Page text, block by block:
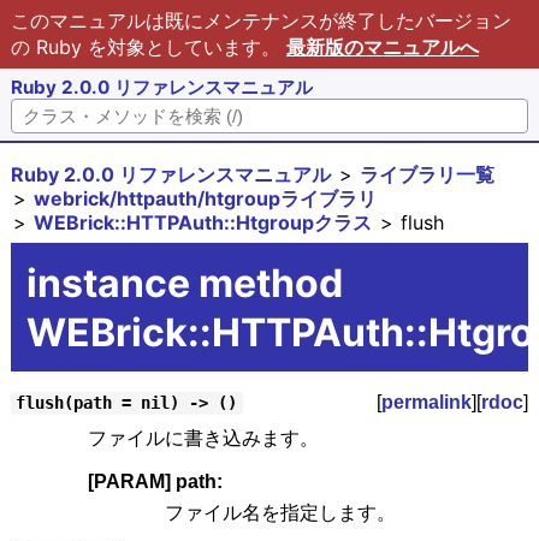
このマニュアルは既にメンテナンスが終了したバージョン
の Ruby を対象としています。 最新版のマニュアルへ
Ruby 2.0.0 リファレンスマニュアル
Ruby 2.0.0 リファレンスマニュアル
ライブラリ一覧
webrick/httpauth/htgroupライブラリ
WEBrick::HTTPAuth::Htgroupクラス
flush
instance method
flush(path = nil) -> () [permalink][rdoc]
ファイルに書き込みます。
[PARAM] path:
ファイル名を指定します。